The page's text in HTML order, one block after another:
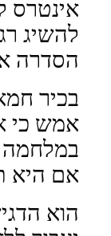
אינטרס
להשיג
הסדרה
בכיר
אמש כי
אם היא
הוא